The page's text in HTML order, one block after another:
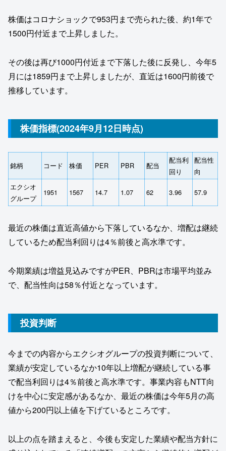
株価はコロナショックで953円まで売られた後、約1年で
1500円付近まで上昇しました。
その後は再び1000円付近まで下落した後に反発し、今年5
月には1859円まで上昇しましたが、直近は1600円前後で
推移しています。
株価指標(2024年9月12日時点)
銘柄 コード 株価 PER PBR 配当
配当利
回り
配当性
向
エクシオ
グループ
1951 1567 14.7 1.07 62 3.96 57.9
最近の株価は直近高値から下落しているなか、増配は継続
しているため配当利回りは4％前後と高水準です。
今期業績は増益見込みですがPER、PBRは市場平均並み
で、配当性向は58％付近となっています。
投資判断
今までの内容からエクシオグループの投資判断について、
業績が安定しているなか10年以上増配が継続している事
で配当利回りは4％前後と高水準です。事業内容もNTT向
けを中心に安定感があるなか、最近の株価は今年5月の高
値から200円以上値を下げているところです。
以上の点を踏まえると、今後も安定した業績や配当方針に